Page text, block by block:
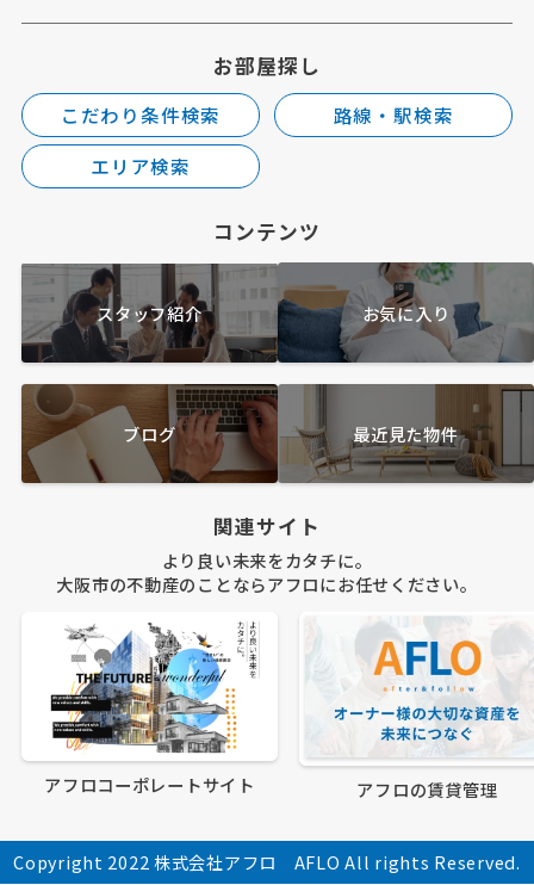
お部屋探し
こだわり条件検索
路線・駅検索
エリア検索
コンテンツ
スタッフ紹介 お気に入り
ブログ 最近見た物件
関連サイト
より良い未来をカタチに。
大阪市の不動産のことならアフロにお任せください。
アフロコーポレートサイト アフロの賃貸管理
Copyright 2022 株式会社アフロ AFLO All rights Reserved.